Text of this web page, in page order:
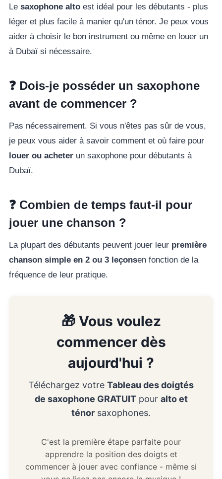
Le saxophone alto est idéal pour les débutants - plus
léger et plus facile à manier qu'un ténor. Je peux vous
aider à choisir le bon instrument ou même en louer un
à Dubaï si nécessaire.
❓ Dois-je posséder un saxophone
avant de commencer ?
Pas nécessairement. Si vous n'êtes pas sûr de vous,
je peux vous aider à savoir comment et où faire pour
louer ou acheter un saxophone pour débutants à
Dubaï.
❓ Combien de temps faut-il pour
jouer une chanson ?
La plupart des débutants peuvent jouer leur première
chanson simple en 2 ou 3 leçonsen fonction de la
fréquence de leur pratique.
🎁 Vous voulez
commencer dès
aujourd'hui ?
Téléchargez votre Tableau des doigtés
de saxophone GRATUITpour alto et
ténor saxophones.
C'est la première étape parfaite pour
apprendre la position des doigts et
commencer à jouer avec confiance - même si